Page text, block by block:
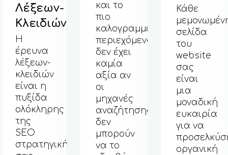
και το
πιο
καλογραμμένο
περιεχόμενο
δεν έχει
καμία
αξία αν
οι
μηχανές
αναζήτησης
δεν
μπορούν
να το
Κάθε
μεμονωμένη
σελίδα
του
website
σας
είναι
μια
μοναδική
ευκαιρία
για να
προσελκύσετε
οργανική
κόσμο
του
SEO,
συχνά
λέμε ότι
«το
είναι ο
βασιλιάς».
Όμως,
το απλό
δεν